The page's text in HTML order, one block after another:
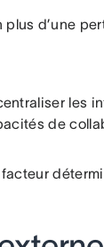
d’une
les
de